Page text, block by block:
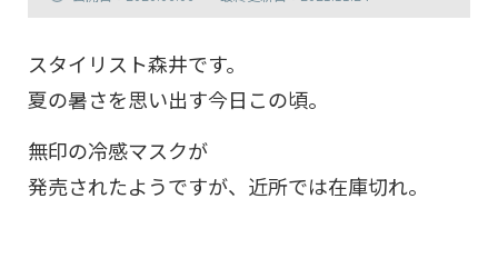
スタイリスト森井です。
夏の暑さを思い出す今日この頃。
無印の冷感マスクが
発売されたようですが、近所では在庫切れ。